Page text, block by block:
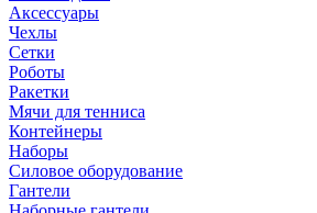
Аксессуары
Чехлы
Сетки
Роботы
Ракетки
Мячи для тенниса
Контейнеры
Наборы
Силовое оборудование
Гантели